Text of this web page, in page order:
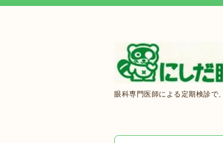
眼科専門医師による定期検診